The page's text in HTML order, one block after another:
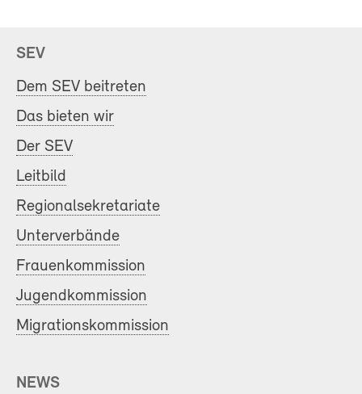
SEV
Dem SEV beitreten
Das bieten wir
Der SEV
Leitbild
Regionalsekretariate
Unterverbände
Frauenkommission
Jugendkommission
Migrationskommission
NEWS